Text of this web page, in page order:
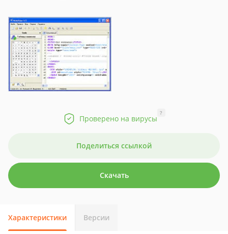
Проверено на вирусы
?
Поделиться ссылкой
Скачать
Характеристики Версии